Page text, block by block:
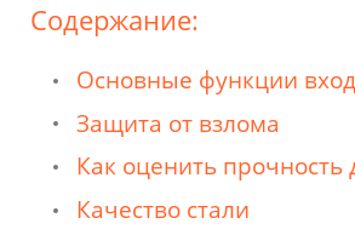
Содержание:
Основные функции
Защита от взлома
Как оценить прочность
Качество стали